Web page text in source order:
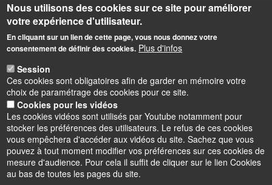
Informations
IUT de l'Indre (siège social, BUT GEA, BUT GEII)
2 avenue François Mitterrand
36000 CHATEAUROUX (France)
Téléphone02 54 08 25 50
IUT de l'Indre (BUT MLT, BUT TC)
6 rue Georges Brassens
36100 ISSOUDUN (France)
Téléphone02 54 03 59 03
Nous utilisons des cookies sur ce site pour améliorer
votre expérience d'utilisateur.
En cliquant sur un lien de cette page, vous nous donnez votre
consentement de définir des cookies. Plus d'infos
Session
Ces cookies sont obligatoires afin de garder en mémoire votre
choix de paramétrage des cookies pour ce site.
Cookies pour les vidéos
Les cookies vidéos sont utilisés par Youtube notamment pour
stocker les préférences des utilisateurs. Le refus de ces cookies
vous empêchera d'accéder aux vidéos du site. Sachez que vous
pouvez à tout moment modifier vos préférences sur ces cookies de
mesure d'audience. Pour cela il suffit de cliquer sur le lien Cookies
au bas de toutes les pages du site.